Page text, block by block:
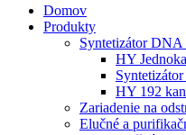
Domov
Produkty
Syntetizátor
HY
HY 192
Zariadenie na
Elučné a